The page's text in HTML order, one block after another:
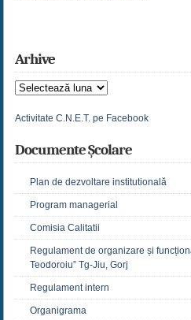
Arhive
Arhive
Activitate C.N.E.T. pe Facebook
Documente Școlare
Plan de dezvoltare institutională
Program managerial
Comisia Calitatii
Regulament de organizare și
Teodoroiu” Tg-Jiu, Gorj
Regulament intern
Organigrama